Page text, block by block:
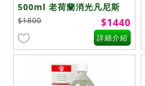
500ml 老荷蘭消光凡尼斯
Picture Varnish
Matt(D1113)
$1800 $1440
詳細介紹